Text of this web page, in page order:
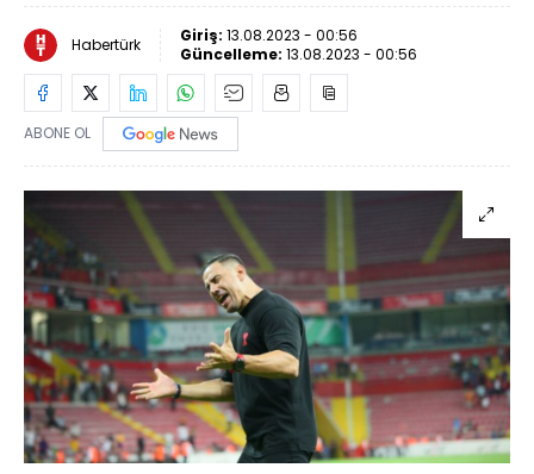
Habertürk Giriş: 13.08.2023 - 00:56
Güncelleme: 13.08.2023 - 00:56
ABONE OL